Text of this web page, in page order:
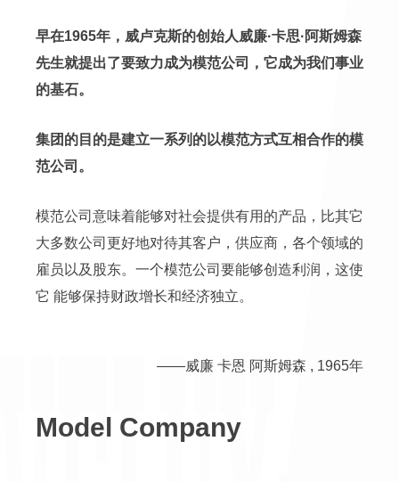
早在1965年，威卢克斯的创始人威廉·卡思·阿斯姆森
先生就提出了要致力成为模范公司，它成为我们事业
的基石。
集团的目的是建立一系列的以模范方式互相合作的模
范公司。
模范公司意味着能够对社会提供有用的产品，比其它
大多数公司更好地对待其客户，供应商，各个领域的
雇员以及股东。一个模范公司要能够创造利润，这使
它 能够保持财政增长和经济独立。
——威廉 卡恩 阿斯姆森 , 1965年
Model Company